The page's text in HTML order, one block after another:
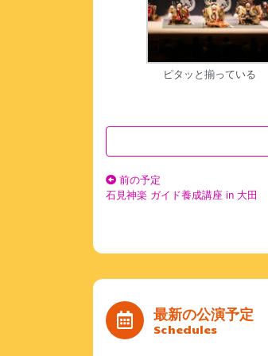
ピタッと揃っている
前の予定
石見神楽 ガイド養成講座 in 大田
最新の公演予定
Schedules